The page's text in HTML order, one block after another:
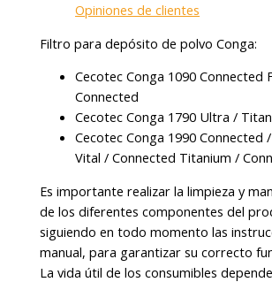
Opiniones de clientes
Filtro para depósito de polvo Conga:
Cecotec Conga 1090 Connected
Connected
Cecotec Conga 1790 Ultra /
Cecotec Conga 1990 Connected
Vital / Connected Titanium /
Es importante realizar la limpieza y
de los diferentes componentes del
siguiendo en todo momento las
manual, para garantizar su correcto
La vida útil de los consumibles